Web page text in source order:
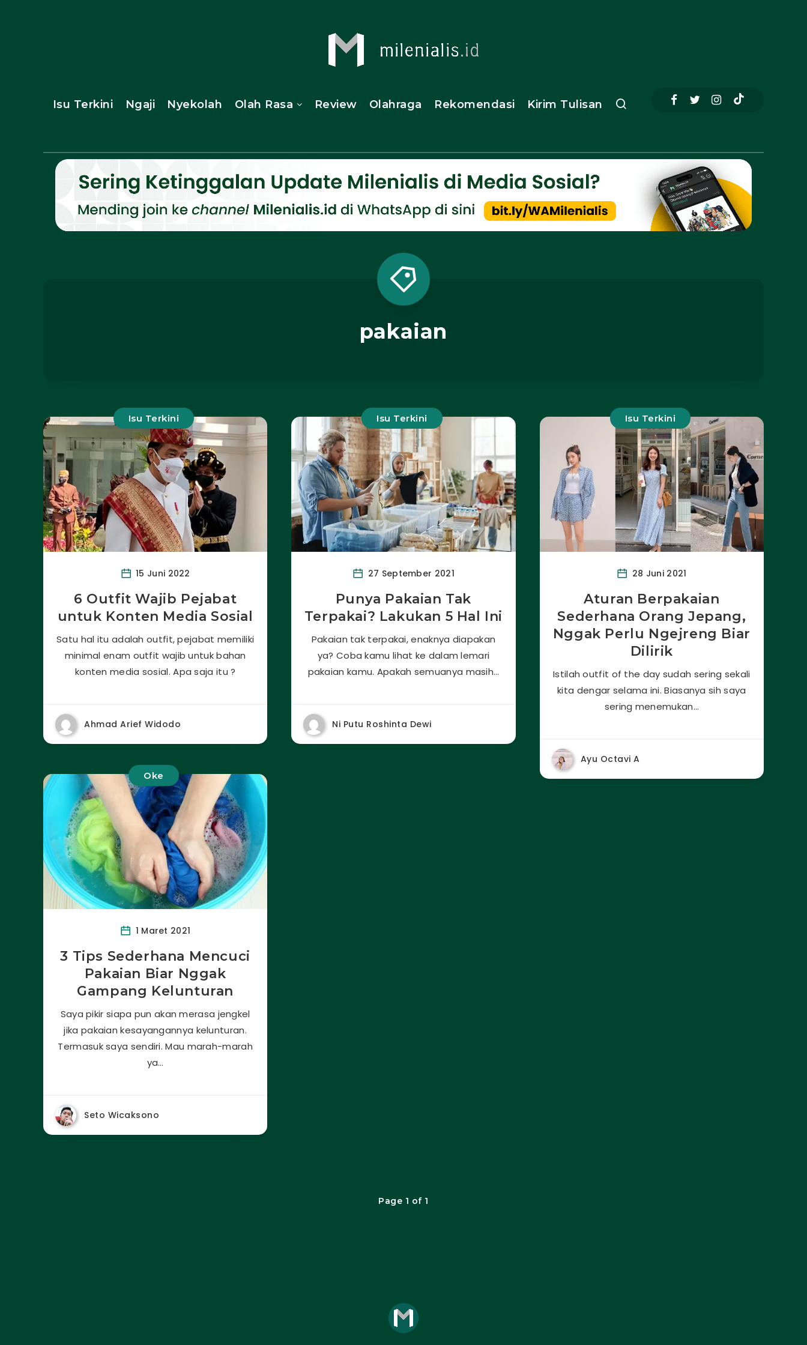
Isu Terkini Ngaji Nyekolah Olah Rasa Review Olahraga Rekomendasi Kirim Tulisan
pakaian
Isu Terkini
15 Juni 2022
6 Outfit Wajib Pejabat
untuk Konten Media Sosial
Satu hal itu adalah outfit, pejabat memiliki
minimal enam outfit wajib untuk bahan
konten media sosial. Apa saja itu ?
Ahmad Arief Widodo
Isu Terkini
27 September 2021
Punya Pakaian Tak
Terpakai? Lakukan 5 Hal Ini
Pakaian tak terpakai, enaknya diapakan
ya? Coba kamu lihat ke dalam lemari
pakaian kamu. Apakah semuanya masih…
Ni Putu Roshinta Dewi
Isu Terkini
28 Juni 2021
Aturan Berpakaian
Sederhana Orang Jepang,
Nggak Perlu Ngejreng Biar
Dilirik
Istilah outfit of the day sudah sering sekali
kita dengar selama ini. Biasanya sih saya
sering menemukan…
Ayu Octavi A
Oke
1 Maret 2021
3 Tips Sederhana Mencuci
Pakaian Biar Nggak
Gampang Kelunturan
Saya pikir siapa pun akan merasa jengkel
jika pakaian kesayangannya kelunturan.
Termasuk saya sendiri. Mau marah-marah
ya…
Seto Wicaksono
Page 1 of 1